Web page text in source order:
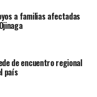
a familias afectadas
de encuentro regional
país